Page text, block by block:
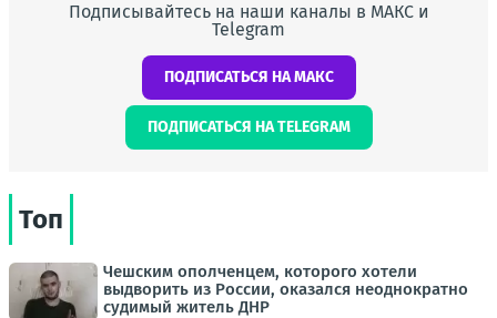
Подписывайтесь на наши каналы в МАКС и
Telegram
ПОДПИСАТЬСЯ НА МАКС
ПОДПИСАТЬСЯ НА TELEGRAM
Топ
Чешским ополченцем, которого хотели
выдворить из России, оказался неоднократно
судимый житель ДНР